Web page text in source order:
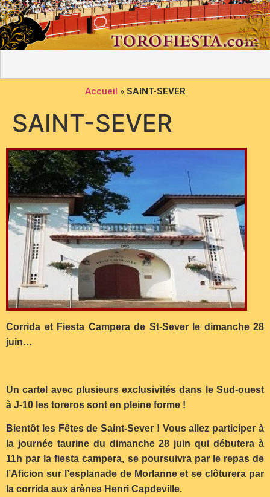
Accueil » SAINT-SEVER
SAINT-SEVER
Corrida et Fiesta Campera de St-Sever le dimanche 28
juin…
Un cartel avec plusieurs exclusivités dans le Sud-ouest
à J-10 les toreros sont en pleine forme !
Bientôt les Fêtes de Saint-Sever ! Vous allez participer à
la journée taurine du dimanche 28 juin qui débutera à
11h par la fiesta campera, se poursuivra par le repas de
l’Aficion sur l’esplanade de Morlanne et se clôturera par
la corrida aux arènes Henri Capdeville.